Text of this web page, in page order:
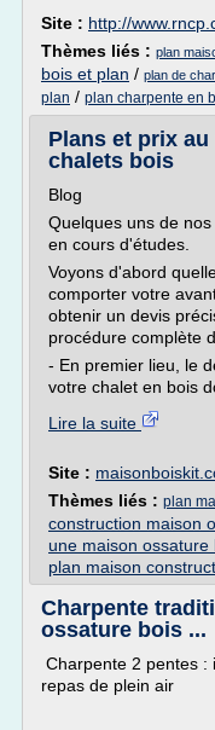
Site : http://
Thèmes liés : plan
bois et plan / plan de
plan / plan charpente en
Plans et prix
chalets bois
Blog
Quelques uns de
en cours d'études.
Voyons d'abord
comporter votre
obtenir un devis
procédure complète
- En premier lieu, le
votre chalet en bois
Lire la suite
Site :
Thèmes liés : plan
construction maison
une maison ossature
plan maison
Charpente
ossature bois ...
Charpente 2 pentes :
repas de plein air